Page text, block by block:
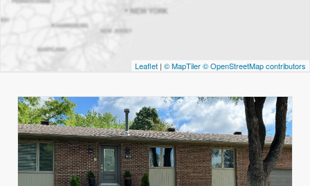
Leaflet | © MapTiler© OpenStreetMap contributors